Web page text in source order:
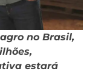
no Brasil,
estará